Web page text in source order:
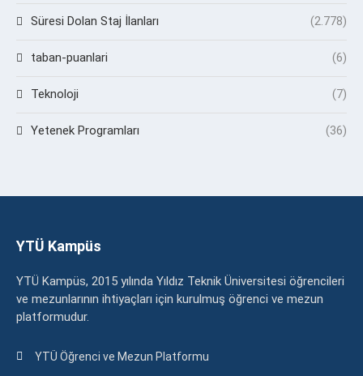
Süresi Dolan Staj İlanları (2.778)
taban-puanlari (6)
Teknoloji (7)
Yetenek Programları (36)
YTÜ Kampüs
YTÜ Kampüs, 2015 yılında Yıldız Teknik Üniversitesi öğrencileri
ve mezunlarının ihtiyaçları için kurulmuş öğrenci ve mezun
platformudur.
YTÜ Öğrenci ve Mezun Platformu